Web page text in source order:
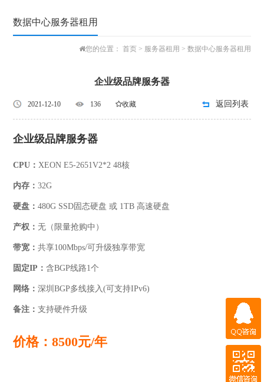
数据中心服务器租用
您的位置： 首页> 服务器租用 > 数据中心服务器租用
企业级品牌服务器
2021-12-10 136 收藏 返回列表
企业级品牌服务器
CPU：XEON E5-2651V2*2 48核
内存：32G
硬盘：480G SSD固态硬盘 或 1TB 高速硬盘
产权：无（限量抢购中）
带宽：共享100Mbps/可升级独享带宽
固定IP：含BGP线路1个
网络：深圳BGP多线接入(可支持IPv6)
备注：支持硬件升级
价格：8500元/年